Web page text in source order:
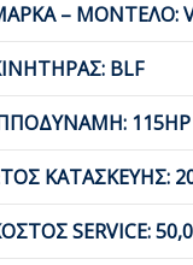
– ΜΟΝΤΕΛΟ:
BLF
115HP
ΚΑΤΑΣΚΕΥΗΣ:
SERVICE: